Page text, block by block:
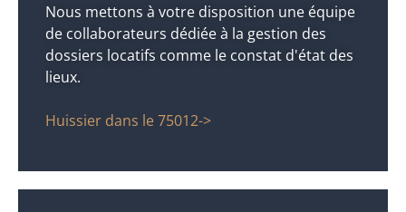
Nous mettons à votre disposition une équipe
de collaborateurs dédiée à la gestion des
dossiers locatifs comme le constat d'état des
lieux.
Huissier dans le 75012->